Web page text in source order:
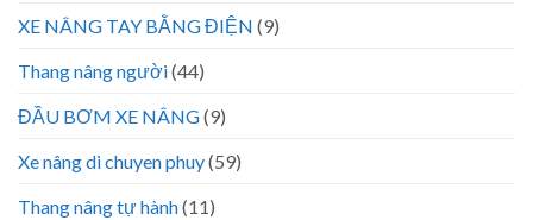
XE NÂNG TAY BẰNG ĐIỆN (9)
Thang nâng người(44)
ĐẦU BƠM XE NÂNG(9)
Xe nâng di chuyen phuy(59)
Thang nâng tự hành(11)